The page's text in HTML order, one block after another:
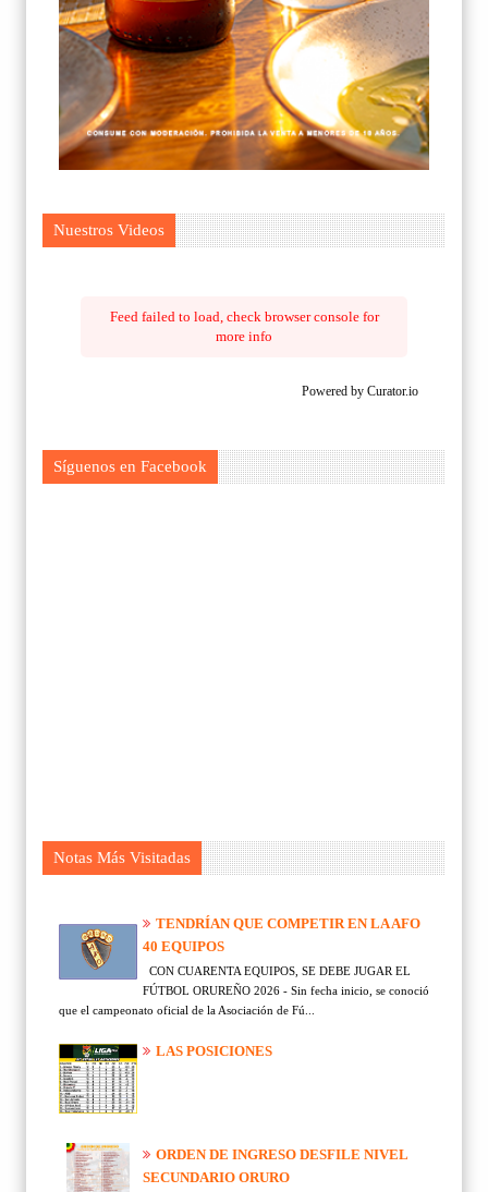
Nuestros Videos
Feed failed to load, check browser console for
more info
Powered by Curator.io
Síguenos en Facebook
Notas Más Visitadas
TENDRÍAN QUE COMPETIR EN LA AFO
40 EQUIPOS
CON CUARENTA EQUIPOS, SE DEBE JUGAR EL
FÚTBOL ORUREÑO 2026 - Sin fecha inicio, se conoció
que el campeonato oficial de la Asociación de Fú...
LAS POSICIONES
ORDEN DE INGRESO DESFILE NIVEL
SECUNDARIO ORURO